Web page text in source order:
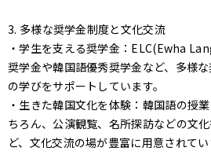
3. 多様な奨学金制度と文化交流
・学生を支える奨学金：ELC(Ewha
奨学金や韓国語優秀奨学金など、多様
の学びをサポートしています。
・生きた韓国文化を体験：韓国語の授
ちろん、公演観覧、名所探訪などの文
ど、文化交流の場が豊富に用意されてい